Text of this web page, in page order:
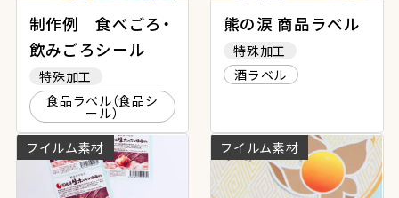
制作例 食べごろ・
飲みごろシール
特殊加工
食品ラベル（食品シ
ール）
熊の涙 商品ラベル
特殊加工
酒ラベル
フイルム素材 フイルム素材